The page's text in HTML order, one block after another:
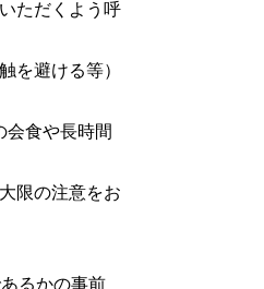
ただくよう呼
を避ける等）
会食や長時間
限の注意をお
るかの事前